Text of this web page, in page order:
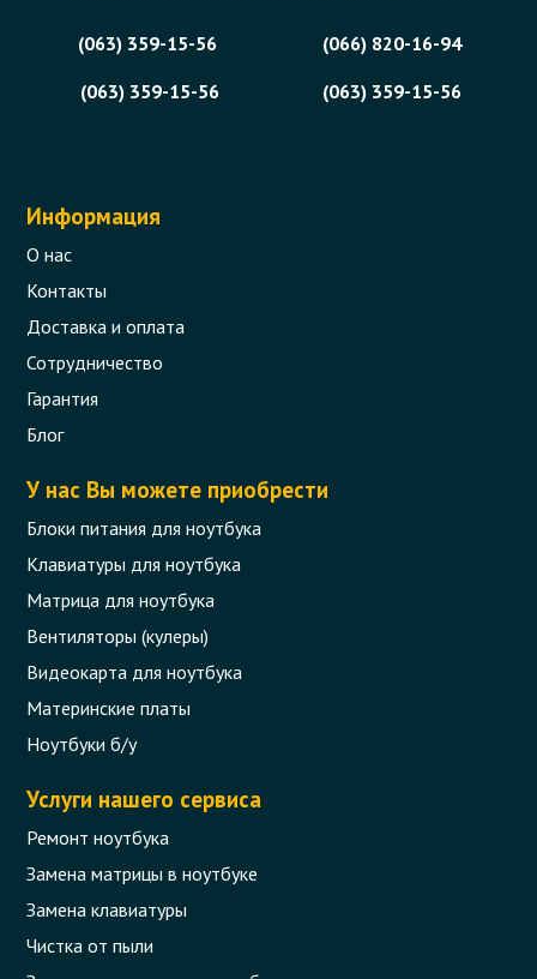
(063) 359-15-56
(066) 820-16-94
(063) 359-15-56
(063) 359-15-56
Информация
О нас
Контакты
Доставка и оплата
Сотрудничество
Гарантия
Блог
У нас Вы можете приобрести
Блоки питания для ноутбука
Клавиатуры для ноутбука
Матрица для ноутбука
Вентиляторы (кулеры)
Видеокарта для ноутбука
Материнские платы
Ноутбуки б/у
Услуги нашего сервиса
Ремонт ноутбука
Замена матрицы в ноутбуке
Замена клавиатуры
Чистка от пыли